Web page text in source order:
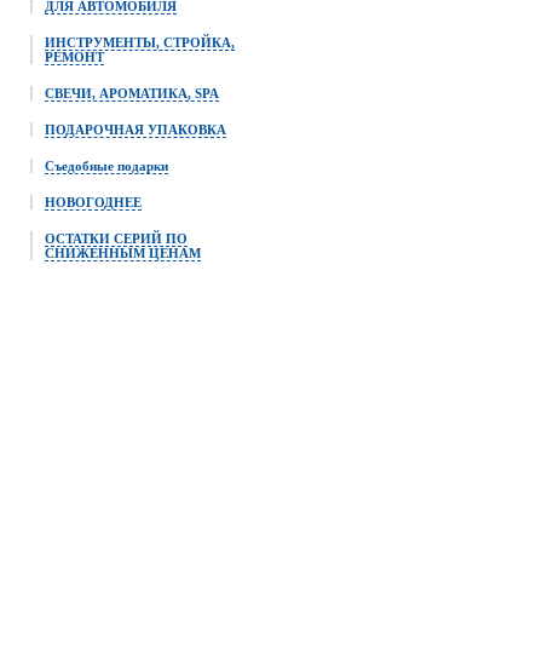
ДЛЯ АВТОМОБИЛЯ
ИНСТРУМЕНТЫ, СТРОЙКА,
РЕМОНТ
СВЕЧИ, АРОМАТИКА, SPA
ПОДАРОЧНАЯ УПАКОВКА
Съедобные подарки
НОВОГОДНЕЕ
ОСТАТКИ СЕРИЙ ПО
СНИЖЕННЫМ ЦЕНАМ